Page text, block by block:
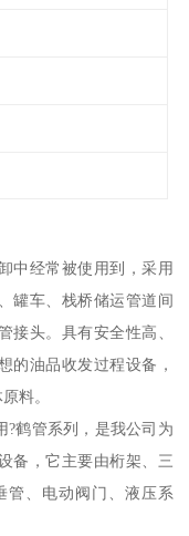
中经常被使用到，采用
罐车、栈桥储运管道间
接头。具有安全性高、
的油品收发过程设备，
料。
?鹤管系列，是我公司为
备，它主要由桁架、三
管、电动阀门、液压系